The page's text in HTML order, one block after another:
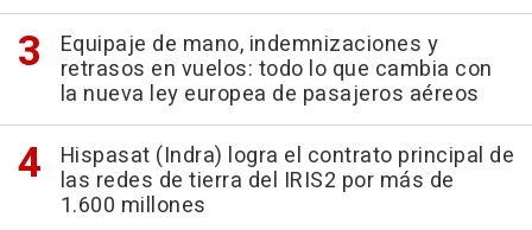
Equipaje de mano, indemnizaciones y
retrasos en vuelos: todo lo que cambia con
la nueva ley europea de pasajeros aéreos
Hispasat (Indra) logra el contrato principal de
las redes de tierra del IRIS2 por más de
1.600 millones